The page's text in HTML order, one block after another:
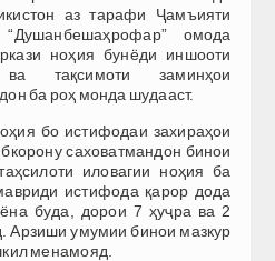
аз тарафи Ҷамъияти
омода
ноҳия бунёди иншооти
тақсимоти заминҳои
ба роҳ монда шудааст.
бо истифодаи захираҳои
саховатмандон бинои
иловагии ноҳия ба
истифода қарор дода
буда, дорои 7 ҳуҷра ва 2
Арзиши умумии бинои мазкур
менамояд.